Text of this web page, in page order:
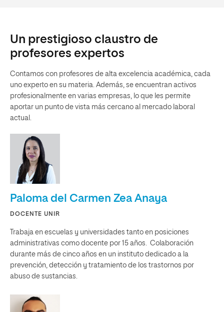
Un prestigioso claustro de
profesores expertos
Contamos con profesores de alta excelencia académica, cada
uno experto en su materia. Además, se encuentran activos
profesionalmente en varias empresas, lo que les permite
aportar un punto de vista más cercano al mercado laboral
actual.
Paloma del Carmen Zea Anaya
DOCENTE UNIR
Trabaja en escuelas y universidades tanto en posiciones
administrativas como docente por 15 años. Colaboración
durante más de cinco años en un instituto dedicado a la
prevención, detección y tratamiento de los trastornos por
abuso de sustancias.